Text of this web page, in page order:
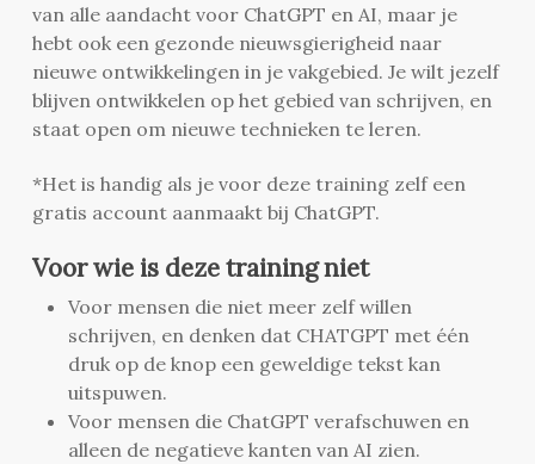
van alle aandacht voor ChatGPT en AI, maar je
hebt ook een gezonde nieuwsgierigheid naar
nieuwe ontwikkelingen in je vakgebied. Je wilt jezelf
blijven ontwikkelen op het gebied van schrijven, en
staat open om nieuwe technieken te leren.
*Het is handig als je voor deze training zelf een
gratis account aanmaakt bij ChatGPT.
Voor wie is deze training niet
Voor mensen die niet meer zelf willen
schrijven, en denken dat CHATGPT met één
druk op de knop een geweldige tekst kan
uitspuwen.
Voor mensen die ChatGPT verafschuwen en
alleen de negatieve kanten van AI zien.